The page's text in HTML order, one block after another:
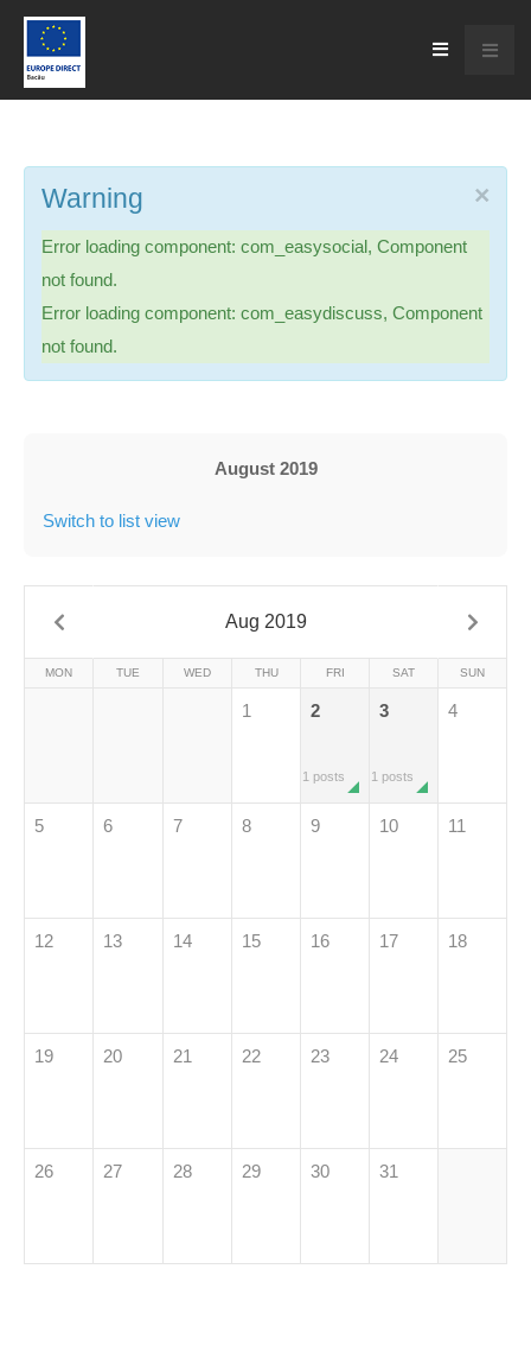
×
Warning
Error loading component: com_easysocial, Component
not found.
Error loading component: com_easydiscuss, Component
not found.
August 2019
Switch to list view
Aug 2019
MON TUE WED THU FRI SAT SUN
1 2
1 posts
3
1 posts
4
5 6 7 8 9 10 11
12 13 14 15 16 17 18
19 20 21 22 23 24 25
26 27 28 29 30 31